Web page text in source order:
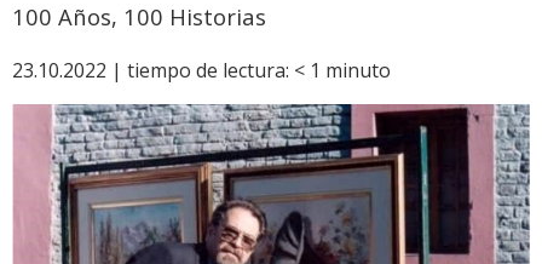
100 Años, 100 Historias
23.10.2022 | tiempo de lectura: < 1 minuto